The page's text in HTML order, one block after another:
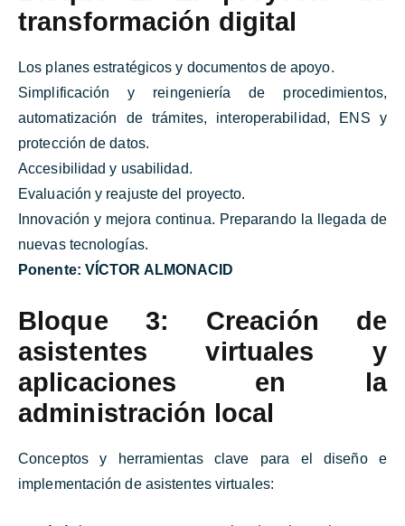
transformación digital
Los planes estratégicos y documentos de apoyo.
Simplificación y reingeniería de procedimientos,
automatización de trámites, interoperabilidad, ENS y
protección de datos.
Accesibilidad y usabilidad.
Evaluación y reajuste del proyecto.
Innovación y mejora continua. Preparando la llegada de
nuevas tecnologías.
Ponente: VÍCTOR ALMONACID
Bloque 3: Creación de
asistentes virtuales y
aplicaciones en la
administración local
Conceptos y herramientas clave para el diseño e
implementación de asistentes virtuales: